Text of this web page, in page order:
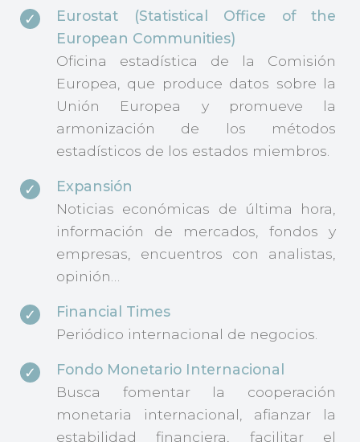
Eurostat (Statistical Office of the
European Communities)
Oficina estadística de la Comisión
Europea, que produce datos sobre la
Unión Europea y promueve la
armonización de los métodos
estadísticos de los estados miembros.
Expansión
Noticias económicas de última hora,
información de mercados, fondos y
empresas, encuentros con analistas,
opinión…
Financial Times
Periódico internacional de negocios.
Fondo Monetario Internacional
Busca fomentar la cooperación
monetaria internacional, afianzar la
estabilidad financiera, facilitar el